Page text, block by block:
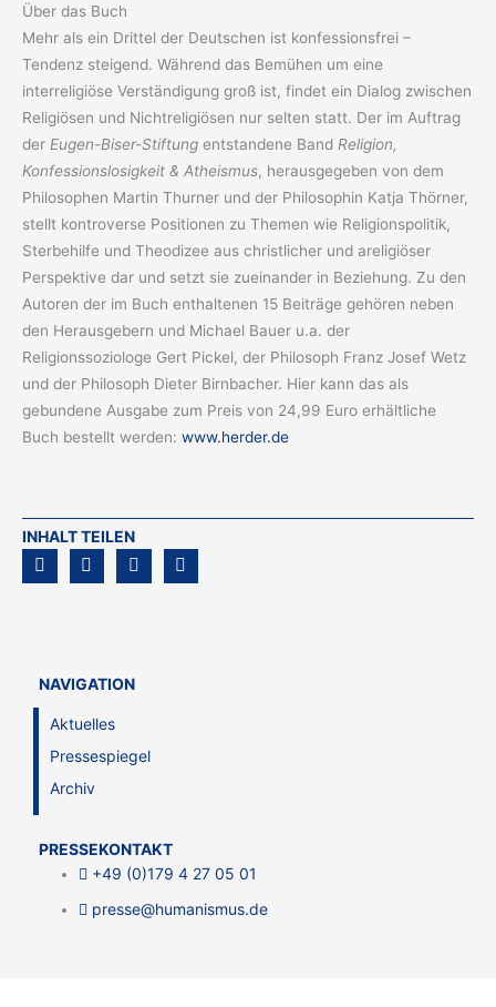
NAVIGATION
Aktuelles
Pressespiegel
Archiv
PRESSEKONTAKT
+49 (0)179 4 27 05 01
presse@humanismus.de
Über das Buch
Mehr als ein Drittel der Deutschen ist konfessionsfrei –
Tendenz steigend. Während das Bemühen um eine
interreligiöse Verständigung groß ist, findet ein Dialog zwischen
Religiösen und Nichtreligiösen nur selten statt. Der im Auftrag
der Eugen-Biser-Stiftung entstandene Band Religion,
Konfessionslosigkeit & Atheismus, herausgegeben von dem
Philosophen Martin Thurner und der Philosophin Katja Thörner,
stellt kontroverse Positionen zu Themen wie Religionspolitik,
Sterbehilfe und Theodizee aus christlicher und areligiöser
Perspektive dar und setzt sie zueinander in Beziehung. Zu den
Autoren der im Buch enthaltenen 15 Beiträge gehören neben
den Herausgebern und Michael Bauer u.a. der
Religionssoziologe Gert Pickel, der Philosoph Franz Josef Wetz
und der Philosoph Dieter Birnbacher. Hier kann das als
gebundene Ausgabe zum Preis von 24,99 Euro erhältliche
Buch bestellt werden: www.herder.de
INHALT TEILEN